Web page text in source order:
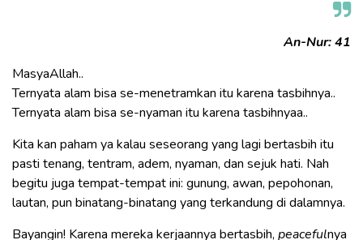
An-Nur: 41
MasyaAllah..
Ternyata alam bisa se-menetramkan itu karena tasbihnya..
Ternyata alam bisa se-nyaman itu karena tasbihnyaa..
Kita kan paham ya kalau seseorang yang lagi bertasbih itu
pasti tenang, tentram, adem, nyaman, dan sejuk hati. Nah
begitu juga tempat-tempat ini: gunung, awan, pepohonan,
lautan, pun binatang-binatang yang terkandung di dalamnya.
Bayangin! Karena mereka kerjaannya bertasbih, peacefulnya